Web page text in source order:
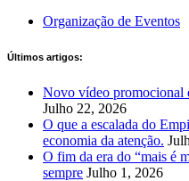
Organização de Eventos
Últimos artigos:
Novo vídeo promocional
Julho 22, 2026
O que a escalada do
economia da atenção.
O fim da era do “mais é
sempre Julho 1, 2026